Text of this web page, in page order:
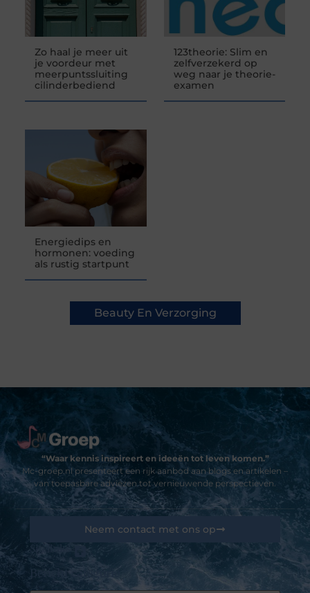
Zo haal je meer uit
je voordeur met
meerpuntssluiting
cilinderbediend
123theorie: Slim en
zelfverzekerd op
weg naar je theorie-
examen
Energiedips en
hormonen: voeding
als rustig startpunt
Beauty En Verzorging
“Waar kennis inspireert en ideeën tot leven komen.”
Mc-groep.nl presenteert een rijk aanbod aan blogs en artikelen –
van toepasbare adviezen tot vernieuwende perspectieven.
Sitelinks
Bericht categorie
Neem contact met ons op